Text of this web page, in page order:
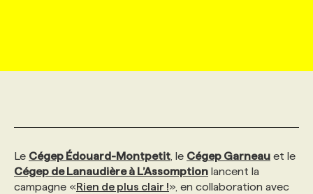
INITIATIVES NUMÉRIQUES
PRIX ET DISTINCTIONS
MARKETING DURABLE
GEO/SEO
ANNONCEZ AVEC NOUS
PROFIL ENTREPRISE
FAQ
PROFIL CANDIDAT
ANNONCEZ AVEC NOUS
NOS PARCOURS DE FORMATIONS
FORMATIONS PERSONNALISÉES
SERVICE DE CHASSE DE TÊTE
NOS TARIFS
Le Cégep Édouard-Montpetit , le Cégep Garneau et le
Cégep de Lanaudière à L’Assomption lancent la
campagne «Rien de plus clair !», en collaboration avec